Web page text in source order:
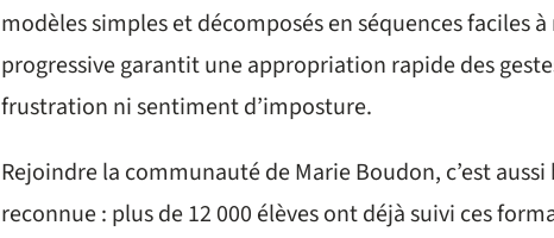
modèles simples et décomposés en séquences faciles
progressive garantit une appropriation rapide des
frustration ni sentiment d’imposture.
Rejoindre la communauté de Marie Boudon, c’est
reconnue : plus de 12 000 élèves ont déjà suivi ces